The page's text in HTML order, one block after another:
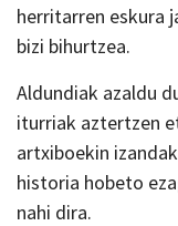
herritarren eskura
bizi bihurtzea.
Aldundiak azaldu
iturriak aztertzen
artxiboekin
historia hobeto
nahi dira.